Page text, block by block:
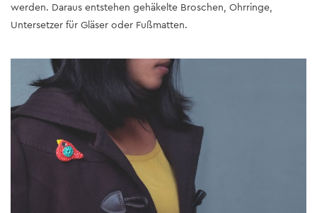
werden. Daraus entstehen gehäkelte Broschen, Ohrringe,
Untersetzer für Gläser oder Fußmatten.